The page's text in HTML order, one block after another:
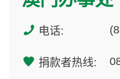
电话:
捐款者热线: